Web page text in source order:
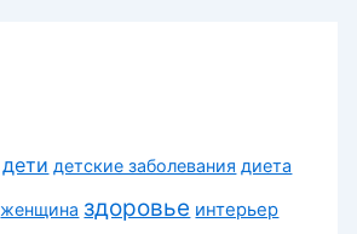
дети детские заболевания диета
женщина здоровье интерьер